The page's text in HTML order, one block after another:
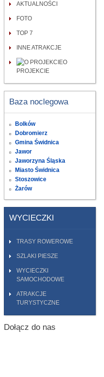
AKTUALNOŚCI
FOTO
TOP 7
INNE ATRAKCJE
O
PROJEKCIE
Baza noclegowa
Bolków
Dobromierz
Gmina Świdnica
Jawor
Jaworzyna Śląska
Miasto Świdnica
Stoszowice
Żarów
WYCIECZKI
TRASY ROWEROWE
SZLAKI PIESZE
WYCIECZKI
SAMOCHODOWE
ATRAKCJE
TURYSTYCZNE
Dołącz do nas